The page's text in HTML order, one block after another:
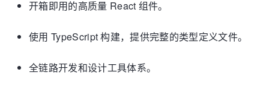
开箱即用的高质量 React 组件。
使用 TypeScript 构建，提供完整的类型定义文件。
全链路开发和设计工具体系。